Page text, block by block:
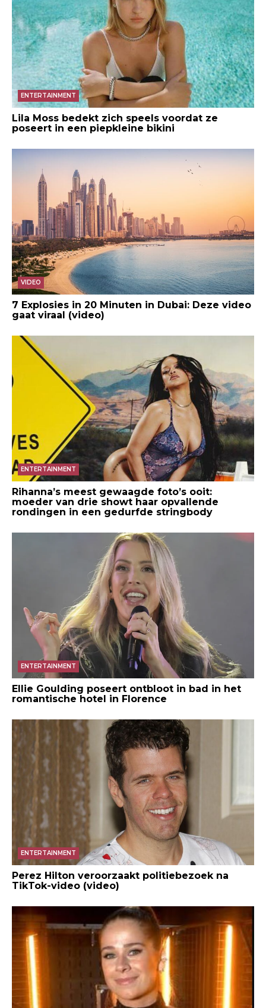
ENTERTAINMENT
Lila Moss bedekt zich speels voordat ze
poseert in een piepkleine bikini
VIDEO
7 Explosies in 20 Minuten in Dubai: Deze video
gaat viraal (video)
ENTERTAINMENT
Rihanna’s meest gewaagde foto’s ooit:
moeder van drie showt haar opvallende
rondingen in een gedurfde stringbody
ENTERTAINMENT
Ellie Goulding poseert ontbloot in bad in het
romantische hotel in Florence
ENTERTAINMENT
Perez Hilton veroorzaakt politiebezoek na
TikTok-video (video)